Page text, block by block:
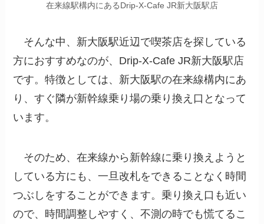
在来線駅構内にあるDrip-X-Cafe JR新大阪駅店
そんな中、新大阪駅近辺で喫茶店を探している
方におすすめなのが、Drip-X-Cafe JR新大阪駅店
です。特徴としては、新大阪駅の在来線構内にあ
り、すぐ隣が新幹線乗り場の乗り換え口となって
います。
そのため、在来線から新幹線に乗り換えようと
している方にも、一旦改札をできることなく時間
つぶしをすることができます。乗り換え口も近い
ので、時間調整しやすく、不測の時でも慌てるこ